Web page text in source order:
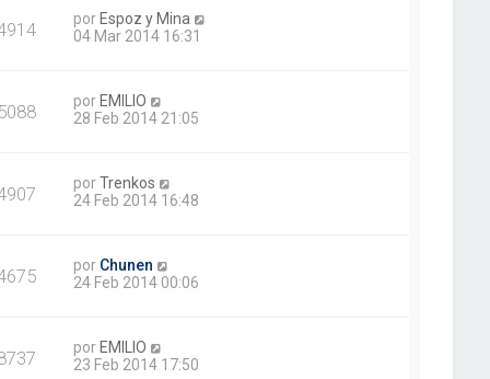
por Espoz y Mina
04 Mar 2014 16:31
5088 por EMILIO
28 Feb 2014 21:05
porTrenkos
24 Feb 2014 16:48
por Chunen
24 Feb 2014 00:06
por EMILIO
23 Feb 2014 17:50